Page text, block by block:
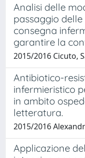
Analisi delle
passaggio
consegna
garantire la
2015/2016 Cicuto,
Antibiotico-
infermieristico
in ambito
letteratura.
2015/2016
Applicazione